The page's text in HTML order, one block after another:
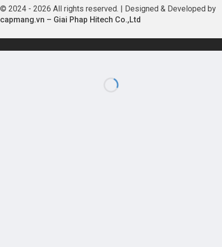
© 2024 - 2026 All rights reserved. | Designed & Developed by
capmang.vn – Giai Phap Hitech Co.,Ltd